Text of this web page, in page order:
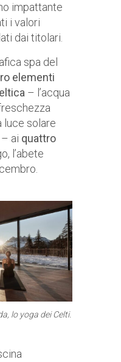
impattante
i valori
dai titolari.
spa del
elementi
– l’acqua
luce solare
ai quattro
l’abete
lo yoga dei Celti.